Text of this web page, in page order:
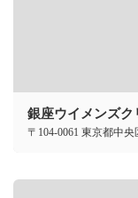
銀座ウイメンズク
〒104-0061 東京都中